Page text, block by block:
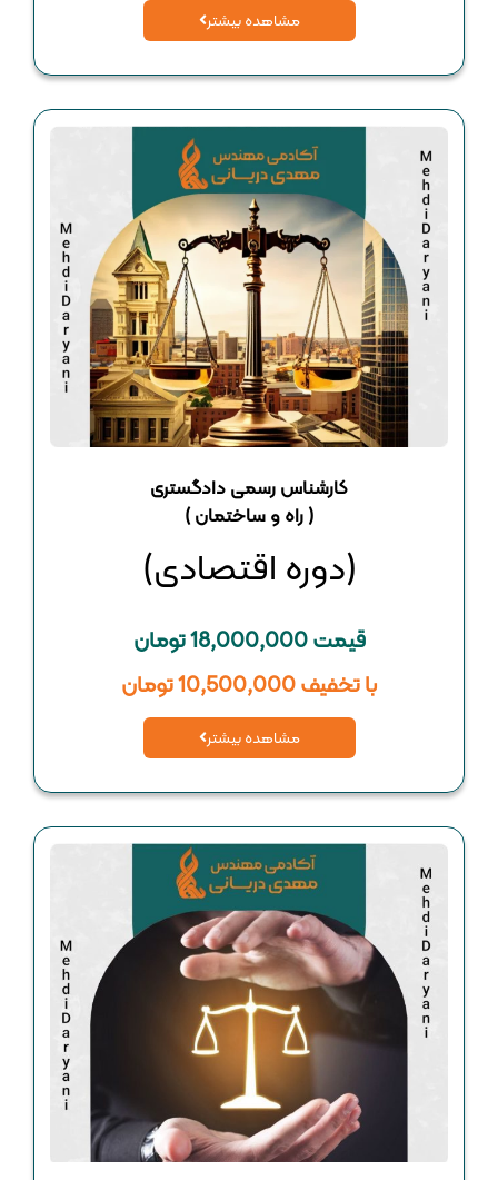
مشاهده بیشتر
کارشناس رسمی دادگستری
( راه و ساختمان )
(دوره اقتصادی)
قیمت 18,000,000 تومان
با تخفیف 10,500,000 تومان
مشاهده بیشتر